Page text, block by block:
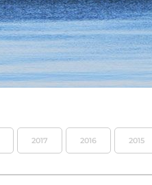
2017 2016 2015